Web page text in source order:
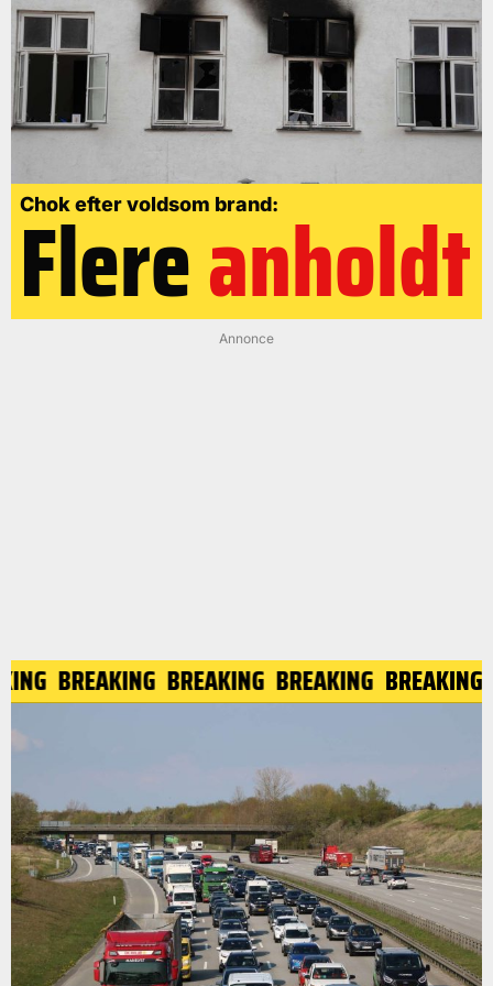
Chok efter voldsom brand:
Flereanholdt
Annonce
BREAKING BREAKING BREAKING